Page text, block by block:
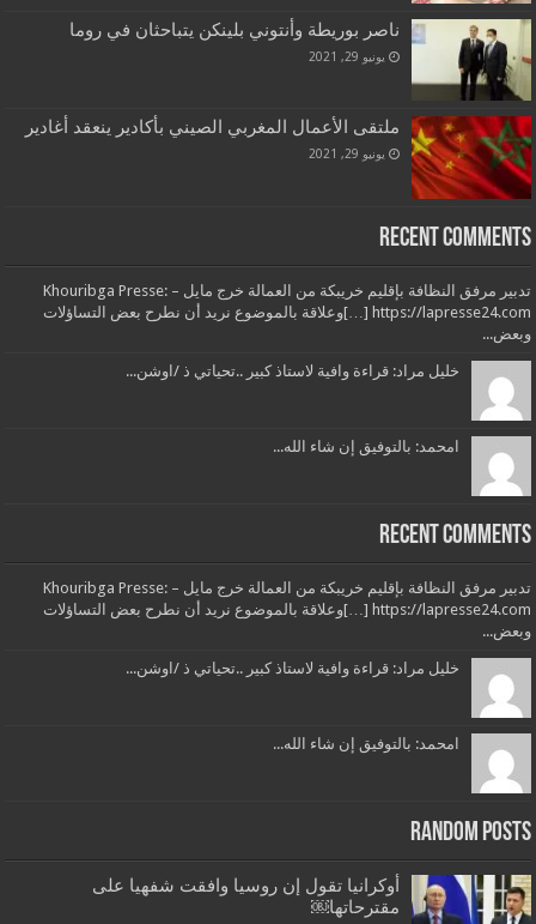
ناصر بوريطة وأنتوني بلينكن يتباحثان في روما
يونيو 29, 2021
ملتقى الأعمال المغربي الصيني بأكادير ينعقد أغادير
يونيو 29, 2021
Recent Comments
تدبير مرفق النظافة بإقليم خريبكة من العمالة خرج مايل – Khouribga Presse:
[…] https://lapresse24.comوعلاقة بالموضوع نريد أن نطرح بعض التساؤلات
وبعض...
خليل مراد: قراءة وافية لاستاذ كبير ..تحياتي ذ /اوشن...
امحمد: بالتوفيق إن شاء الله...
Recent Comments
تدبير مرفق النظافة بإقليم خريبكة من العمالة خرج مايل – Khouribga Presse:
[…] https://lapresse24.comوعلاقة بالموضوع نريد أن نطرح بعض التساؤلات
وبعض...
خليل مراد: قراءة وافية لاستاذ كبير ..تحياتي ذ /اوشن...
امحمد: بالتوفيق إن شاء الله...
Random Posts
أوكرانيا تقول إن روسيا وافقت شفهيا على
مقترحاتها￼